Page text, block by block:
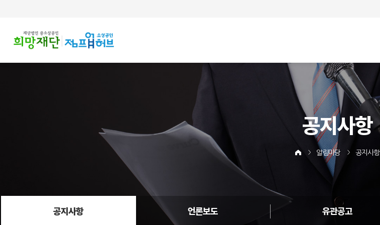
공지사항
알림마당 공지사항
공지사항 언론보도 유관공고